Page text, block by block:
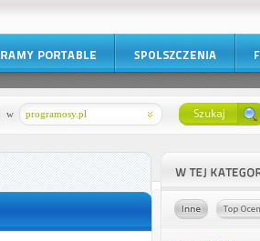
programosy.pl
w